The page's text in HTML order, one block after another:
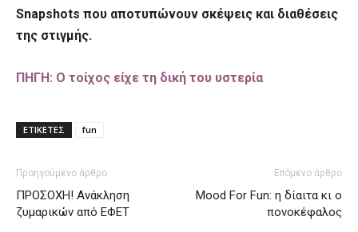
Snapshots που αποτυπώνουν σκέψεις και διαθέσεις
της στιγμής.
ΠΗΓΗ: Ο τοίχος είχε τη δική του υστερία
ΕΤΙΚΕΤΕΣ fun
Προηγούμενο άρθρο
ΠΡΟΣΟΧΗ! Ανάκληση
ζυμαρικών από ΕΦΕΤ
Επόμενο άρθρο
Mood For Fun: η δίαιτα κι ο
πονοκέφαλος